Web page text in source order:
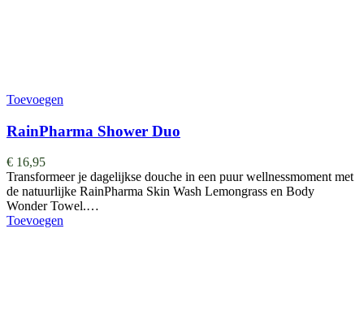
Toevoegen
RainPharma Shower Duo
€ 16,95
Transformeer je dagelijkse douche in een puur wellnessmoment met
de natuurlijke RainPharma Skin Wash Lemongrass en Body
Wonder Towel.…
Toevoegen